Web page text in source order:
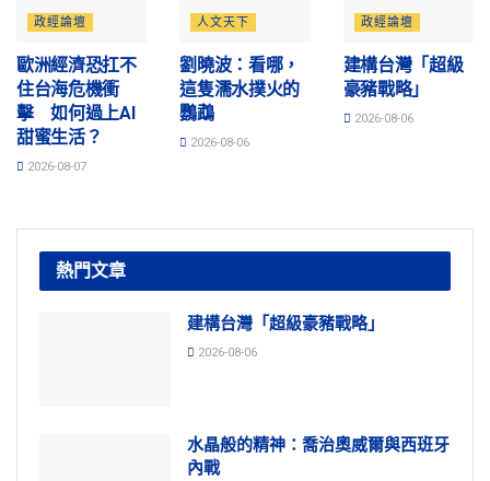
政經論壇
歐洲經濟恐扛不
住台海危機衝
擊 如何過上AI
甜蜜生活？
2026-08-07
人文天下
劉曉波：看哪，
這隻濡水撲火的
鸚鵡
2026-08-06
政經論壇
建構台灣「超級
豪豬戰略」
2026-08-06
熱門文章
建構台灣「超級豪豬戰略」
2026-08-06
水晶般的精神：喬治奧威爾與西班牙
內戰